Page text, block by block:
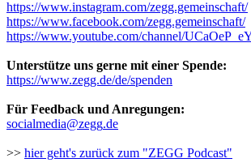
https://www.instagram.com/zegg.gemeinschaft/
https://www.facebook.com/zegg.gemeinschaft/
https://www.youtube.com/channel/
Unterstütze uns gerne mit einer Spende:
https://www.zegg.de/de/spenden
Für Feedback und Anregungen:
>> hier geht's zurück zum "ZEGG Podcast"